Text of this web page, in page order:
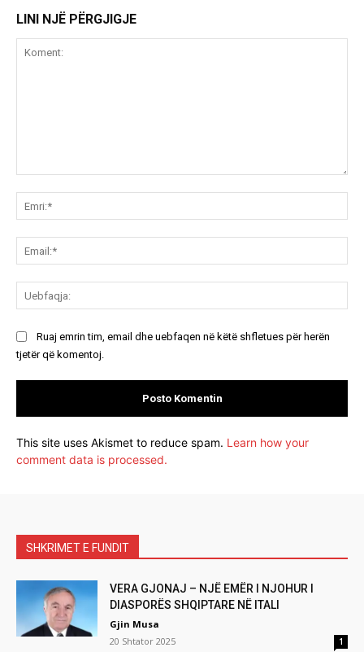
LINI NJË PËRGJIGJE
Ruaj emrin tim, email dhe uebfaqen në këtë shfletues për herën
tjetër që komentoj.
This site uses Akismet to reduce spam. Learn how your
comment data is processed.
SHKRIMET E FUNDIT
VERA GJONAJ – NJË EMËR I NJOHUR I
DIASPORËS SHQIPTARE NË ITALI
Gjin Musa
20 Shtator 2025
1